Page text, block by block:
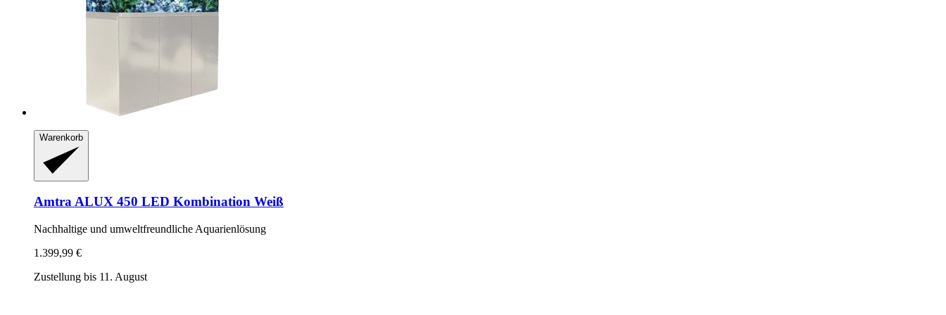
Warenkorb
AmtraALUX 450 LED Kombination Weiß
Nachhaltige und umweltfreundliche Aquarienlösung
1.399,99 €
Zustellung bis 11. August